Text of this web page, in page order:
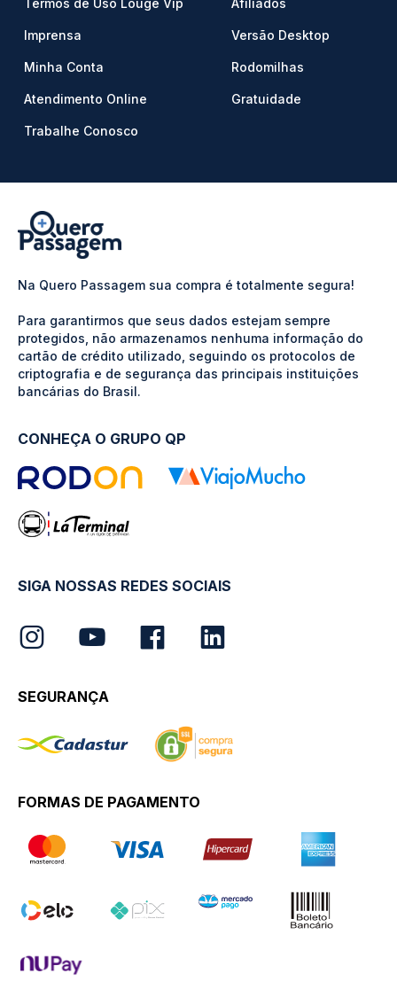
Termos de Uso Louge Vip
Imprensa
Minha Conta
Atendimento Online
Trabalhe Conosco
Afiliados
Versão Desktop
Rodomilhas
Gratuidade
Na Quero Passagem sua compra é totalmente segura!
Para garantirmos que seus dados estejam sempre
protegidos, não armazenamos nenhuma informação do
cartão de crédito utilizado, seguindo os protocolos de
criptografia e de segurança das principais instituições
bancárias do Brasil.
CONHEÇA O GRUPO QP
SIGA NOSSAS REDES SOCIAIS
SEGURANÇA
FORMAS DE PAGAMENTO